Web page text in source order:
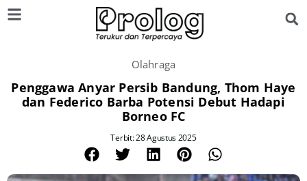
Olahraga
Penggawa Anyar Persib Bandung, Thom Haye
dan Federico Barba Potensi Debut Hadapi
Borneo FC
Terbit: 28 Agustus 2025